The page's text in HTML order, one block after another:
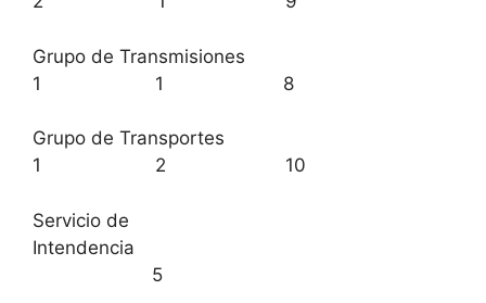
Grupo de Transmisiones
1 1 8
Grupo de Transportes
1 2 10
Servicio de
Intendencia
5